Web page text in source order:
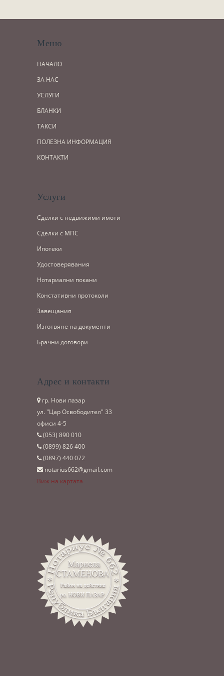
Меню
НАЧАЛО
ЗА НАС
УСЛУГИ
БЛАНКИ
ТАКСИ
ПОЛЕЗНА ИНФОРМАЦИЯ
КОНТАКТИ
Услуги
Сделки с недвижими имоти
Сделки с МПС
Ипотеки
Удостоверявания
Нотариални покани
Констативни протоколи
Завещания
Изготвяне на документи
Брачни договори
Адрес и контакти
гр. Нови пазар
ул. "Цар Освободител" 33
офиси 4-5
(053)­ 890 010
(0899)­ 826 400
(0897)­ 440 072
notarius662@gmail.com
Виж на картата